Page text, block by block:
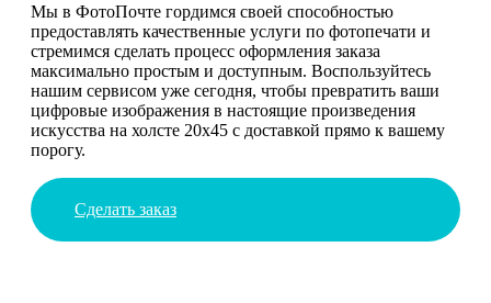
Мы в ФотоПочте гордимся своей способностью
предоставлять качественные услуги по фотопечати и
стремимся сделать процесс оформления заказа
максимально простым и доступным. Воспользуйтесь
нашим сервисом уже сегодня, чтобы превратить ваши
цифровые изображения в настоящие произведения
искусства на холсте 20х45 с доставкой прямо к вашему
порогу.
Сделать заказ